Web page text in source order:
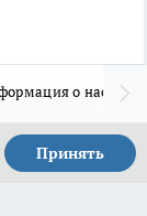
о нас
Принять